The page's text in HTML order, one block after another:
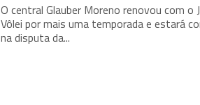
O central Glauber Moreno renovou com o
Vôlei por mais uma temporada e estará
na disputa da...